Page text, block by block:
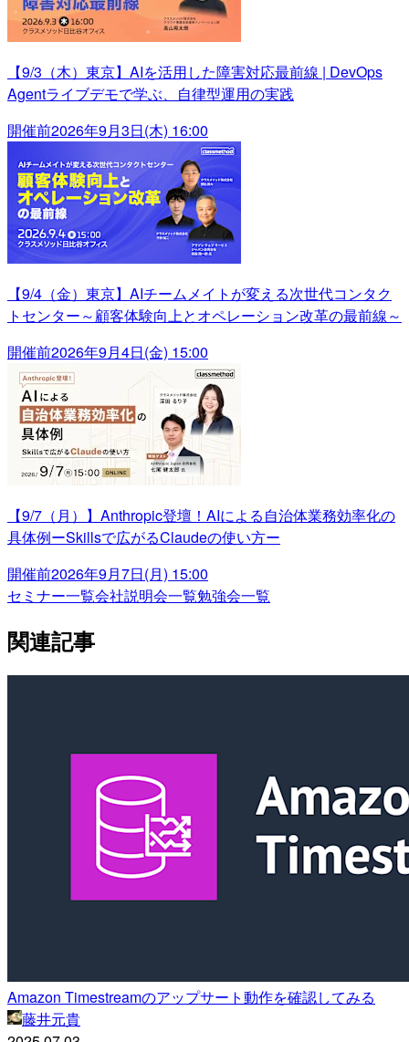
【9/3（木）東京】AIを活用した障害対応最前線 | DevOps
Agentライブデモで学ぶ、自律型運用の実践
開催前2026年9月3日(木) 16:00
【9/4（金）東京】AIチームメイトが変える次世代コンタク
トセンター～顧客体験向上とオペレーション改革の最前線～
開催前2026年9月4日(金) 15:00
【9/7（月）】Anthropic登壇！AIによる自治体業務効率化の
具体例ーSkillsで広がるClaudeの使い方ー
開催前2026年9月7日(月) 15:00
セミナー一覧会社説明会一覧勉強会一覧
関連記事
Amazon Timestreamのアップサート動作を確認してみる
藤井元貴